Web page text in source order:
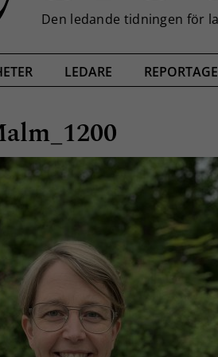
LEDARE REPORTAGE